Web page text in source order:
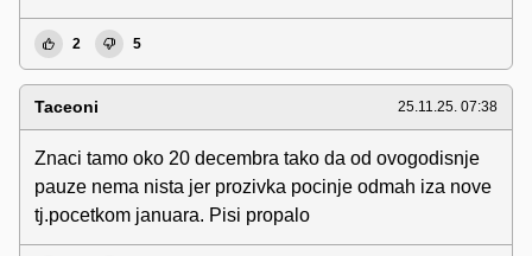
2 5
Taceoni 25.11.25. 07:38
Znaci tamo oko 20 decembra tako da od ovogodisnje
pauze nema nista jer prozivka pocinje odmah iza nove
tj.pocetkom januara. Pisi propalo